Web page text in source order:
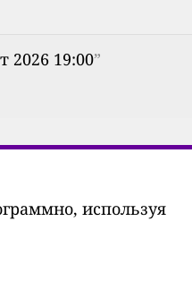
2026 19:00”
используя